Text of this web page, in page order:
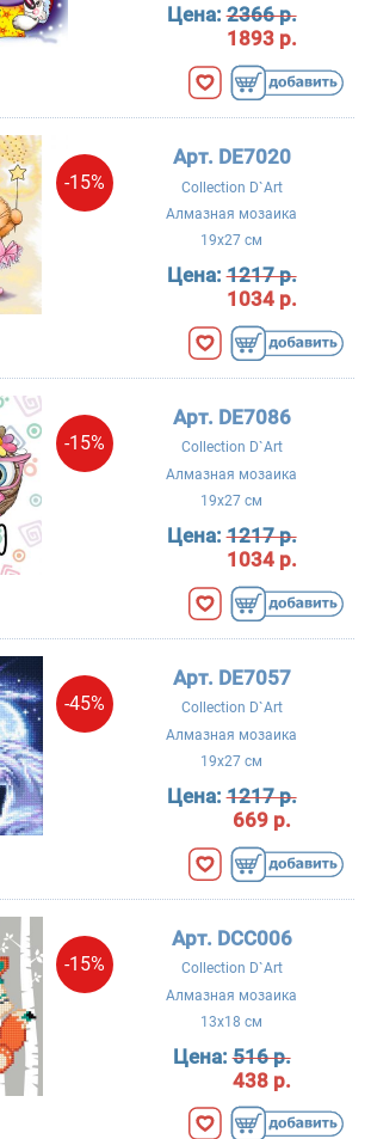
Цена:2366 р.
1893 р.
-15%
Арт. DE7020
Collection D`Art
Алмазная мозаика
19x27 см
Цена:1217 р.
1034 р.
-15%
Арт. DE7086
Collection D`Art
Алмазная мозаика
19x27 см
Цена:1217 р.
1034 р.
-45%
Арт. DE7057
Collection D`Art
Алмазная мозаика
19x27 см
Цена:1217 р.
669 р.
-15%
Арт. DCC006
Collection D`Art
Алмазная мозаика
13x18 см
Цена:516 р.
438 р.